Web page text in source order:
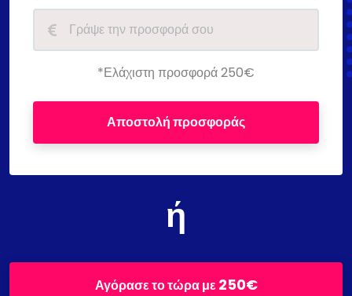
*Ελάχιστη προσφορά 250€
Αποστολή προσφοράς
ή
Αγόρασε το τώρα με250€